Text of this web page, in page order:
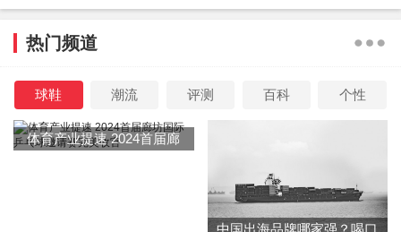
热门频道
球鞋 潮流 评测 百科 个性
体育产业提速 2024首届廊
中国出海品牌哪家强？喝口